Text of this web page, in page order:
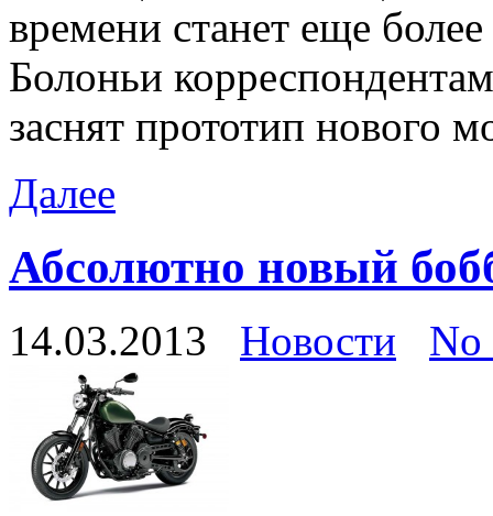
времени станет еще
Болоньи
заснят прототип нового
Далее
Абсолютно новый
14.03.2013 Новости No